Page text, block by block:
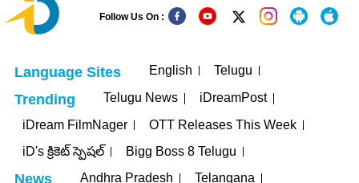
Follow Us On :
Language Sites English Telugu
Trending Telugu News
iDreamPost
iDream FilmNager
OTT Releases This Week
iD's క్రికెట్ స్పెషల్
Bigg Boss 8 Telugu
News Andhra Pradesh
Telangana